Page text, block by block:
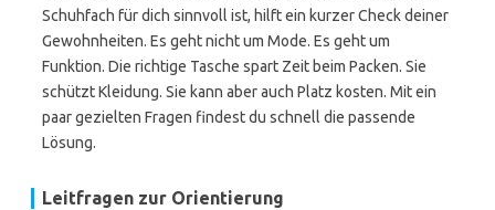
Schuhfach für dich sinnvoll ist, hilft ein kurzer Check deiner
Gewohnheiten. Es geht nicht um Mode. Es geht um
Funktion. Die richtige Tasche spart Zeit beim Packen. Sie
schützt Kleidung. Sie kann aber auch Platz kosten. Mit ein
paar gezielten Fragen findest du schnell die passende
Lösung.
Leitfragen zur Orientierung